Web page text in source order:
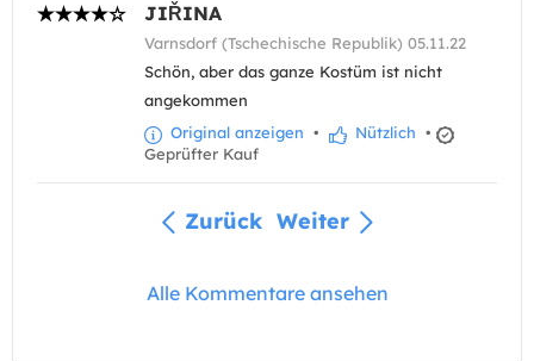
JIŘINA
Varnsdorf (Tschechische Republik) 05.11.22
Schön, aber das ganze Kostüm ist nicht
angekommen
Original anzeigen • Nützlich •
Geprüfter Kauf
Zurück Weiter
Alle Kommentare ansehen